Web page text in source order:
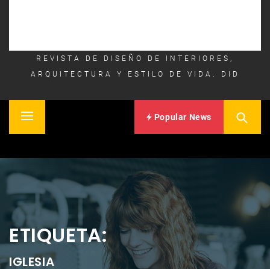
REVISTA DE DISEÑO DE INTERIORES,
ARQUITECTURA Y ESTILO DE VIDA. DID
Primary
Popular News
ETIQUETA:
IGLESIA